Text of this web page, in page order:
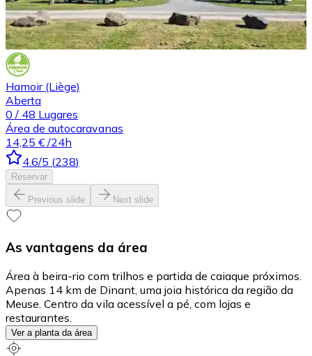
Hamoir (Liège)
Aberta
0 / 48 Lugares
Área de autocaravanas
14,25 € /24h
4.6/5 (238)
Reservar
Previous slide Next slide
As vantagens da área
Área à beira-rio com trilhos e partida de caiaque próximos.
Apenas 14 km de Dinant, uma joia histórica da região da
Meuse. Centro da vila acessível a pé, com lojas e
restaurantes.
Ver a planta da área